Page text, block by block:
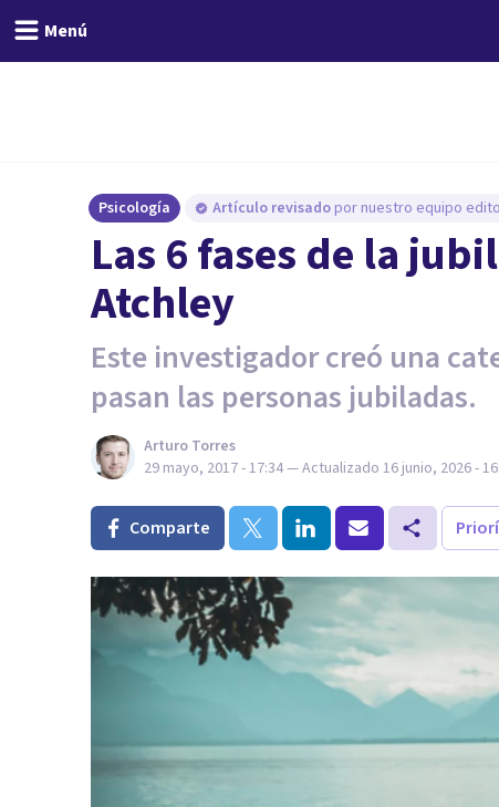
Menú
Psicología Artículo revisado por nuestro equipo
Las 6 fases de la
Atchley
Este investigador creó una
pasan las personas jubiladas.
Arturo Torres
29 mayo, 2017 - 17:34— Actualizado 16 junio, 2026 -
Comparte